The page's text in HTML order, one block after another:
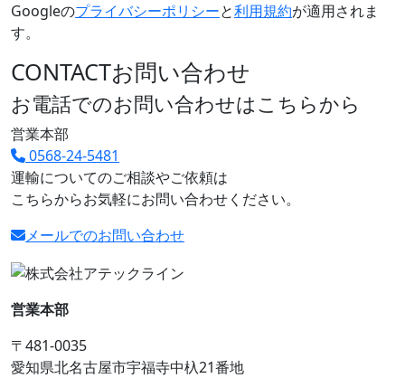
Googleのプライバシーポリシーと利用規約が適用されま
す。
CONTACTお問い合わせ
お電話でのお問い合わせはこちらから
営業本部
0568-24-5481
運輸についてのご相談やご依頼は
こちらからお気軽にお問い合わせください。
メールでのお問い合わせ
営業本部
〒481-0035
愛知県北名古屋市宇福寺中杁21番地